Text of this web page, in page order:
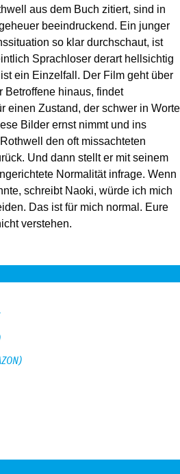
aus dem Buch zitiert, sind in
beeindruckend. Ein junger
so klar durchschaut, ist
Sprachloser derart hellsichtig
ein Einzelfall. Der Film geht über
Betroffene hinaus, findet
einen Zustand, der schwer in Worte
Bilder ernst nimmt und ins
den oft missachteten
Und dann stellt er mit seinem
Normalität infrage. Wenn
schreibt Naoki, würde ich mich
Das ist für mich normal. Eure
verstehen.